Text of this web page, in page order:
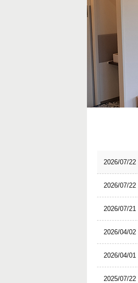
2026/07/22
2026/07/22
2026/07/21
2026/04/02
2026/04/01
2025/07/22